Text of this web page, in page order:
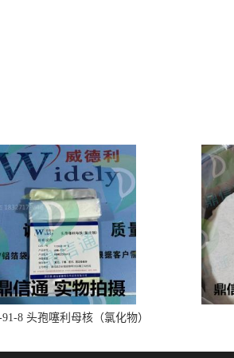
91-8 头孢噻利母核（氯化物）